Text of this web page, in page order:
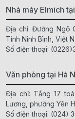
Nhà máy Elmich
Địa chỉ: Đường Ngô
Tỉnh Ninh Bình, Việt
Số điện thoại:
Văn phòng tại Hà
Địa chỉ: Tầng 17
Lương, phường Yên
Số điện thoại: (024)